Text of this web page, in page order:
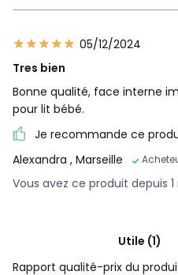
05/12/2024
Tres bien
Bonne qualité, face interne
pour lit bébé.
Je recommande ce
Alexandra , Marseille
Vous avez ce produit depuis 1
Utile (1)
Rapport qualité-prix du